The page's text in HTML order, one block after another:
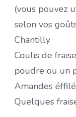
(vous pouvez
selon vos
Chantilly
Coulis de
poudre ou un
Amandes
Quelques